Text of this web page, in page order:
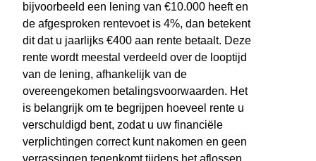
bijvoorbeeld een lening van €10.000 heeft en
de afgesproken rentevoet is 4%, dan betekent
dit dat u jaarlijks €400 aan rente betaalt. Deze
rente wordt meestal verdeeld over de looptijd
van de lening, afhankelijk van de
overeengekomen betalingsvoorwaarden. Het
is belangrijk om te begrijpen hoeveel rente u
verschuldigd bent, zodat u uw financiële
verplichtingen correct kunt nakomen en geen
verrassingen tegenkomt tijdens het aflossen